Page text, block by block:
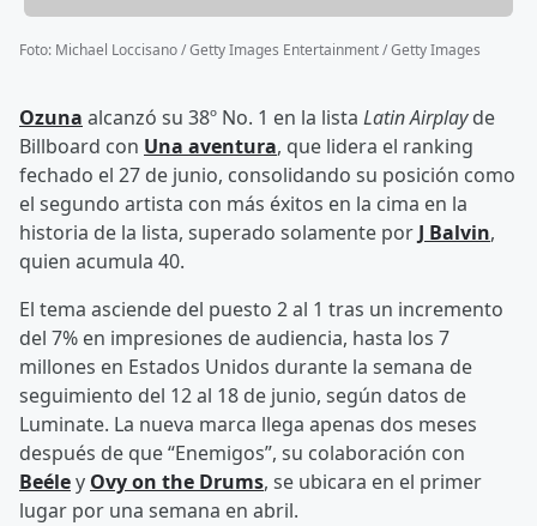
Foto: Michael Loccisano / Getty Images Entertainment / Getty Images
Ozuna alcanzó su 38º No. 1 en la lista Latin Airplayde
Billboard con Una aventura, que lidera el ranking
fechado el 27 de junio, consolidando su posición como
el segundo artista con más éxitos en la cima en la
historia de la lista, superado solamente por J Balvin,
quien acumula 40.
El tema asciende del puesto 2 al 1 tras un incremento
del 7% en impresiones de audiencia, hasta los 7
millones en Estados Unidos durante la semana de
seguimiento del 12 al 18 de junio, según datos de
Luminate. La nueva marca llega apenas dos meses
después de que “Enemigos”, su colaboración con
Beéley Ovy on the Drums, se ubicara en el primer
lugar por una semana en abril.